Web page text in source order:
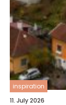
inspiration
11. July 2026